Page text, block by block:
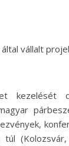
által vállalt
kezelését
(Kolozsvár,